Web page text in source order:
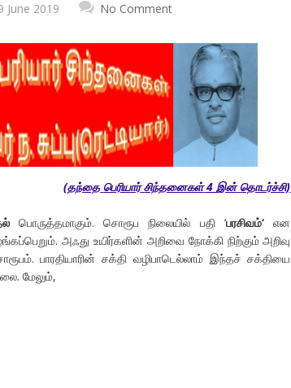
June 2019 No Comment
(தந்தை பெரியார் சிந்தனைகள்4இன் தொடர்ச்சி)
பொருத்தமாகும். சொரூப நிலையில் பதி ‘பரசிவம்‘ என
அஃது உயிர்களின் அறிவை நோக்கி நிற்கும் அறிவு
பாரதியாரின் சக்தி வழிபாடெல்லாம் இந்தச் சக்தியை
மேலும்,